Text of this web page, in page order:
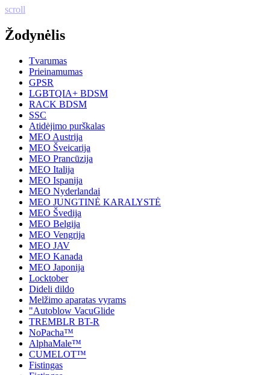
scroll
Žodynėlis
Tvarumas
Prieinamumas
GPSR
LGBTQIA+ BDSM
RACK BDSM
SSC
Atidėjimo purškalas
MEO Austrija
MEO Šveicarija
MEO Prancūzija
MEO Italija
MEO Ispanija
MEO Nyderlandai
MEO JUNGTINĖ KARALYSTĖ
MEO Švedija
MEO Belgija
MEO Vengrija
MEO JAV
MEO Kanada
MEO Japonija
Locktober
Dideli dildo
Melžimo aparatas vyrams
"Autoblow VacuGlide
TREMBLR BT-R
NoPacha™
AlphaMale™
CUMELOT™
Fistingas